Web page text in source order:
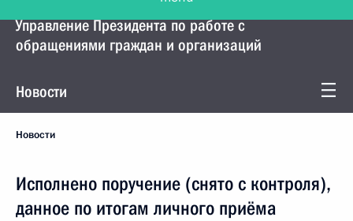
Управление Президента по работе с
обращениями граждан и организаций
Новости
Новости
Исполнено поручение (снято с контроля),
данное по итогам личного приёма